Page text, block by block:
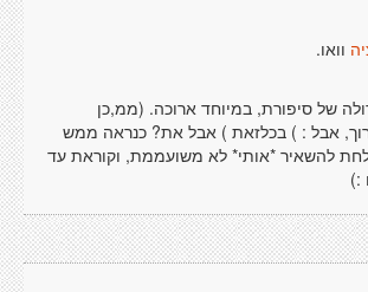
וואו.
של סיפורת, במיוחד ארוכה. (ממ,כן
אבל : ) בכלזאת ) אבל את? כנראה ממש
להשאיר *אותי* לא משועממת, וקוראת עד
:)